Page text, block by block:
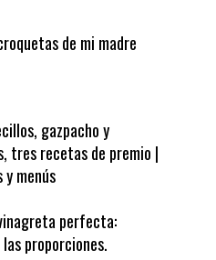
tres recetas de premio |
y menús